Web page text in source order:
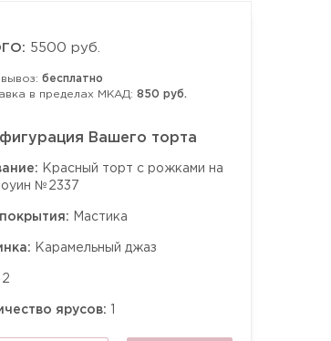
5500 руб.
бесплатно
в пределах МКАД: 850 руб.
Вашего торта
Красный торт с рожками на
№2337
Мастика
Карамельный джаз
2
ярусов: